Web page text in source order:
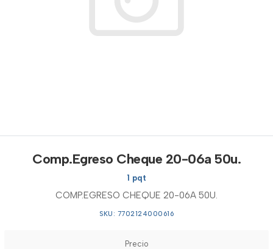
Comp.Egreso Cheque 20-06a 50u.
1 pqt
COMP.EGRESO CHEQUE 20-06A 50U.
SKU: 7702124000616
Precio